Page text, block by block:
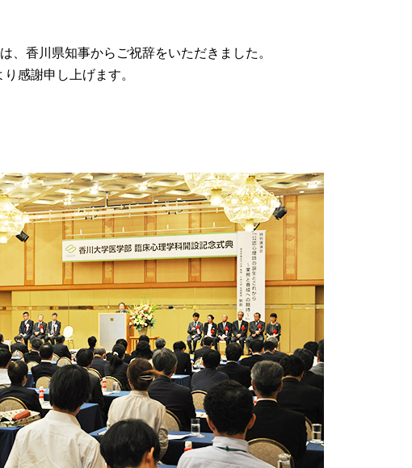
香川県知事からご祝辞をいただきました。
感謝申し上げます。